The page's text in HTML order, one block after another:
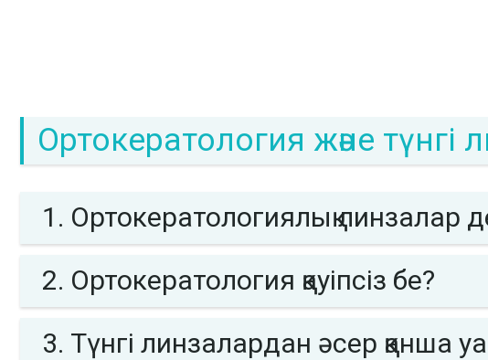
Ортокератология және
1. Ортокератологиялық линзалар
2. Ортокератология қауіпсіз бе?
3. Түнгі линзалардан әсер қанша